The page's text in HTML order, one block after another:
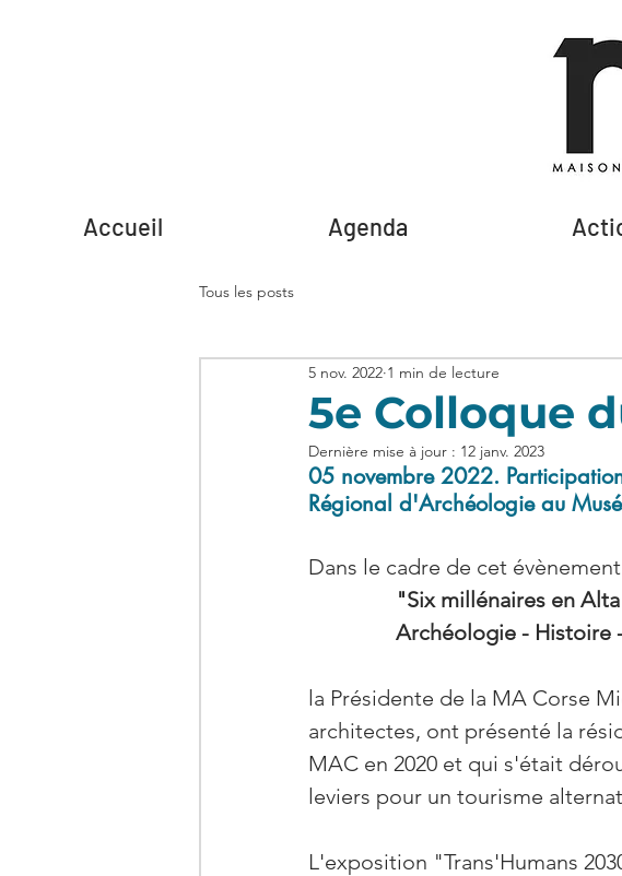
Accueil Agenda
Tous les posts
5e Colloque
5 nov. 2022 1 min de lecture
Dernière mise à jour : 12 janv. 2023
05 novembre 2022.
Régional d'Archéologie au
Dans le cadre de cet
"Six millénaires en
Archéologie - Histoire
la Présidente de la MA Corse
architectes, ont présenté la
MAC en 2020 et qui s'était
leviers pour un tourisme
L'exposition "Trans'Humans